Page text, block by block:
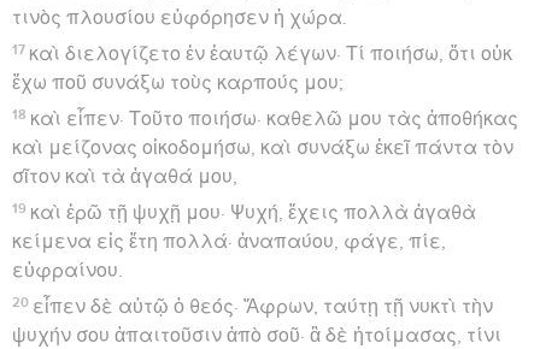
τινὸς πλουσίου εὐφόρησεν ἡ χώρα.
17 καὶ διελογίζετο ἐν ἑαυτῷ λέγων· Τί ποιήσω, ὅτι οὐκ
ἔχω ποῦ συνάξω τοὺς καρπούς μου;
18 καὶ εἶπεν· Τοῦτο ποιήσω· καθελῶ μου τὰς ἀποθήκας
καὶ μείζονας οἰκοδομήσω, καὶ συνάξω ἐκεῖ πάντα τὸν
σῖτον καὶ τὰ ἀγαθά μου,
19 καὶ ἐρῶ τῇ ψυχῇ μου· Ψυχή, ἔχεις πολλὰ ἀγαθὰ
κείμενα εἰς ἔτη πολλά· ἀναπαύου, φάγε, πίε,
εὐφραίνου.
20 εἶπεν δὲ αὐτῷ ὁ θεός· Ἄφρων, ταύτῃ τῇ νυκτὶ τὴν
ψυχήν σου ἀπαιτοῦσιν ἀπὸ σοῦ· ἃ δὲ ἡτοίμασας, τίνι